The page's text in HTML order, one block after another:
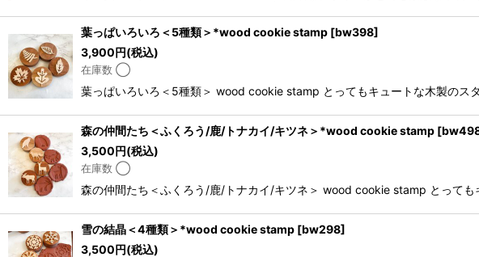
葉っぱいろいろ＜5種類＞*wood cookie stamp [bw398]
3,900円(税込)
在庫数 ◯
葉っぱいろいろ＜5種類＞ wood cookie stamp とってもキュートな木製のス
森の仲間たち＜ふくろう/鹿/トナカイ/キツネ＞*wood cookie stamp [
3,500円(税込)
在庫数 ◯
森の仲間たち＜ふくろう/鹿/トナカイ/キツネ＞ wood cookie stamp とって
雪の結晶＜4種類＞*wood cookie stamp [bw298]
3,500円(税込)